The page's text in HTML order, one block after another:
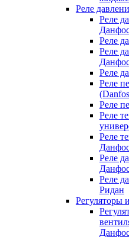
Реле
Реле
Реле
Реле
Реле
Реле
Реле
Реле
Реле
Реле
Реле
Ридан
Регуляторы